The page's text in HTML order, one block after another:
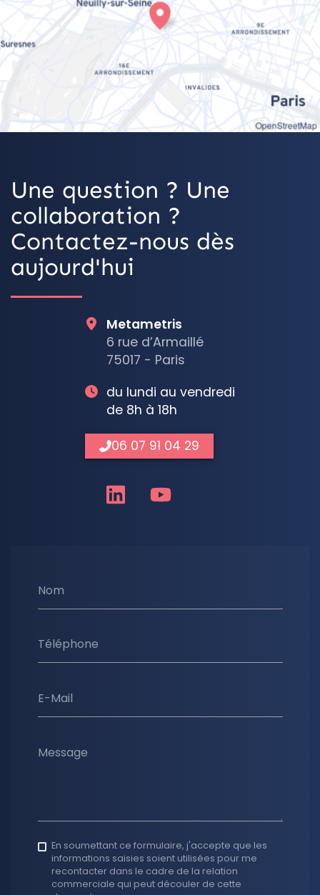
OpenStreetMap
Une question ? Une
collaboration ?
Contactez-nous dès
aujourd'hui
Nom
Téléphone
E-Mail
Message
En soumettant ce formulaire, j'accepte que les
informations saisies soient utilisées pour me
recontacter dans le cadre de la relation
commerciale qui peut découler de cette
Metametris
6 rue d’Armaillé
75017 - Paris
du lundi au vendredi
de 8h à 18h
06 07 91 04 29